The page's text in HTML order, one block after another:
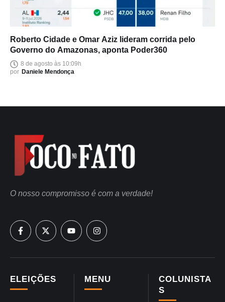
Roberto Cidade e Omar Aziz lideram corrida pelo
Governo do Amazonas, aponta Poder360
8 de agosto às 10:09h
por Daniele Mendonça
COLUNISTA
S
MENU
ELEIÇÕES
O nosso compromisso é com a verdade!